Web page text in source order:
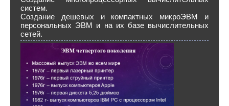
систем.
Создание дешевых и компактных микроЭВМ и
персональных ЭВМ и на их базе вычислительных
сетей.